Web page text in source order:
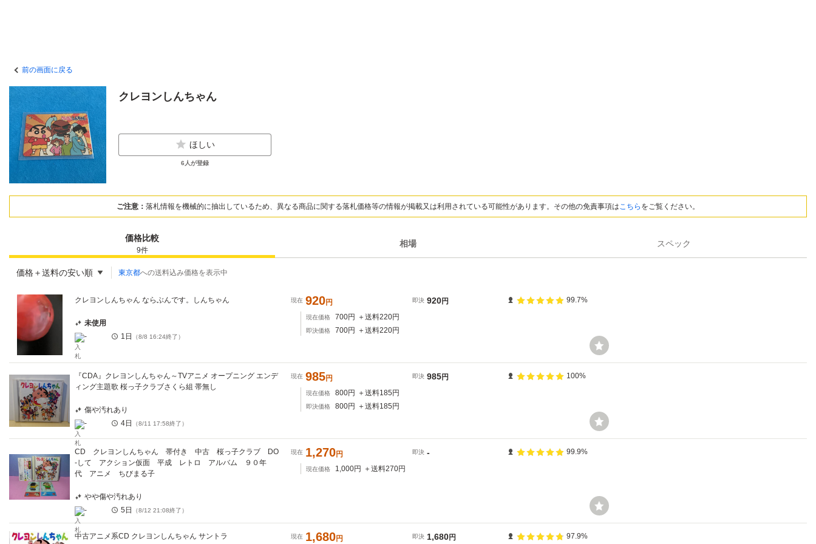
前の画面に戻る
クレヨンしんちゃん
ほしい
6 人が登録
ご注意： 落札情報を機械的に抽出しているため、異なる商品に関する落札価格等の情報が掲載又は利用されている可能性があります。その他の免責事項はこちら をご覧ください。
価格比較
9件
相場 スペック
価格＋送料の安い順 東京都への送料込み価格を表示中
クレヨンしんちゃん ならぶんです。しんちゃん 現在 920円 即決 920円
現在価格 700円 ＋送料220円
即決価格 700円 ＋送料220円
未使用
-
1日 （8/8 16:24終了）
99.7%
『CDA』クレヨンしんちゃん～TVアニメ オープニング エンデ
ィング主題歌 桜っ子クラブさくら組 帯無し
現在 985円 即決 985円
現在価格 800円 ＋送料185 円
即決価格 800円 ＋送料185 円
傷や汚れあり
-
4日 （8/11 17:58終了）
100%
CD クレヨンしんちゃん 帯付き 中古 桜っ子クラブ DO
-して アクション仮面 平成 レトロ アルバム ９０年
代 アニメ ちびまる子
現在 1,270円 即決 -
現在価格 1,000円 ＋送料270円
やや傷や汚れあり
-
5日 （8/12 21:08終了）
99.9%
中古アニメ系CD クレヨンしんちゃん サントラ 現在 1,680円 即決 1,680円 97.9%